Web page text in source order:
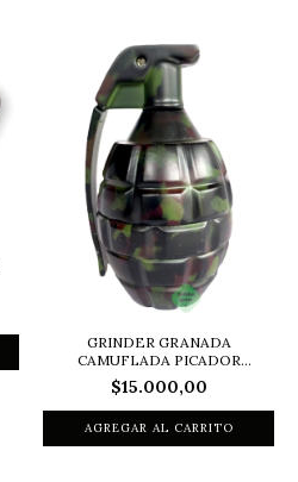
GRINDER GRANADA
CAMUFLADA PICADOR
GRANAD...
$15.000,00